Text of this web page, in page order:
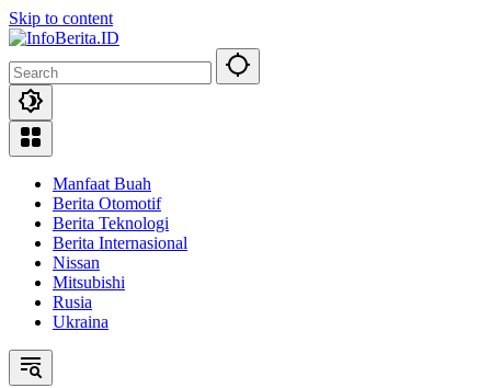
Skip to content
Manfaat Buah
Berita Otomotif
Berita Teknologi
Berita Internasional
Nissan
Mitsubishi
Rusia
Ukraina